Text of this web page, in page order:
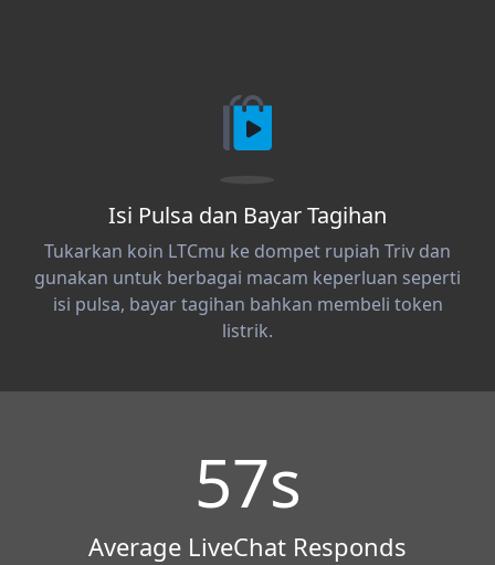
Isi Pulsa dan Bayar Tagihan
Tukarkan koin LTCmu ke dompet rupiah Triv dan
gunakan untuk berbagai macam keperluan seperti
isi pulsa, bayar tagihan bahkan membeli token
listrik.
57s
Average LiveChat Responds